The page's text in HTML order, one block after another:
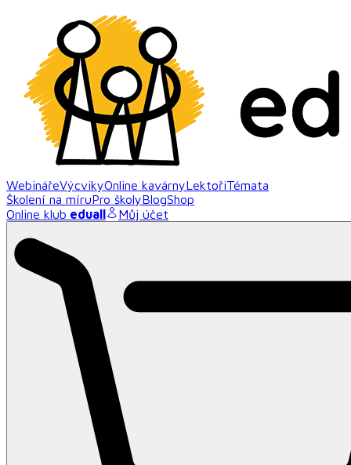
WebinářeVýcvikyOnline kavárnyLektořiTémata
Školení na míruPro školyBlogShop
Online klub eduall Můj účet